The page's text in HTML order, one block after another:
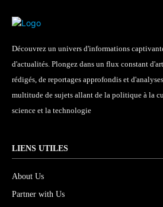
Découvrez un univers d'informations
d'actualités. Plongez dans un flux constant
rédigés, de reportages approfondis et
multitude de sujets allant de la politique à la
science et la technologie
LIENS UTILES
About Us
Partner with Us